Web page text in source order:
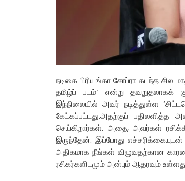
நடிகை பிரியங்கா சோப்ரா கடந்த சில
தமிழ்ப் படம்’ என்று தவறுதலாகக்
இந்நிலையில் அவர் நடித்துள்ள
கேட்கப்பட்டது.அதற்குப் பதிலளித்த
செய்கிறார்கள். அதை, அவர்கள்
இருந்தேன். இப்போது
அதிகமாக நீங்கள் விழுவதற்கான
ரசிகர்களிடமும் அன்பும் ஆதரவும்